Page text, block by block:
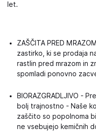
let.
ZAŠČITA PRED
zastirko, ki se prodaja
rastlin pred mrazom in
spomladi ponovno
BIORAZGRADLJIVO -
bolj trajnostno - Naše
zaščito so popolnoma
ne vsebujejo kemičnih